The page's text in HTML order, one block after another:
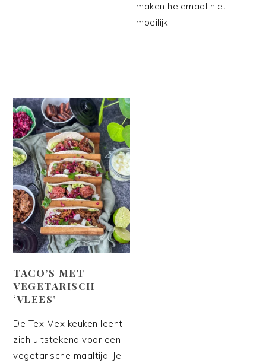
maken helemaal niet
moeilijk!
TACO’S MET
VEGETARISCH
‘VLEES’
De Tex Mex keuken leent
zich uitstekend voor een
vegetarische maaltijd! Je